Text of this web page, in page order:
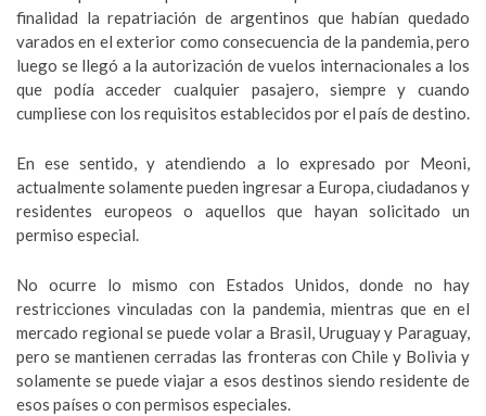
finalidad la repatriación de argentinos que habían quedado
varados en el exterior como consecuencia de la pandemia, pero
luego se llegó a la autorización de vuelos internacionales a los
que podía acceder cualquier pasajero, siempre y cuando
cumpliese con los requisitos establecidos por el país de destino.
En ese sentido, y atendiendo a lo expresado por Meoni,
actualmente solamente pueden ingresar a Europa, ciudadanos y
residentes europeos o aquellos que hayan solicitado un
permiso especial.
No ocurre lo mismo con Estados Unidos, donde no hay
restricciones vinculadas con la pandemia, mientras que en el
mercado regional se puede volar a Brasil, Uruguay y Paraguay,
pero se mantienen cerradas las fronteras con Chile y Bolivia y
solamente se puede viajar a esos destinos siendo residente de
esos países o con permisos especiales.